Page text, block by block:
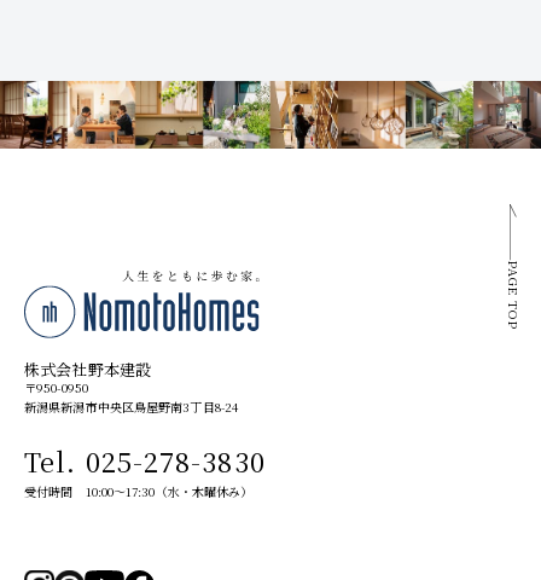
株式会社野本建設
〒950-0950
新潟県新潟市中央区鳥屋野南3丁目8-24
Tel. 025-278-3830
受付時間 10:00～17:30（水・木曜休み）
PAGE TOP